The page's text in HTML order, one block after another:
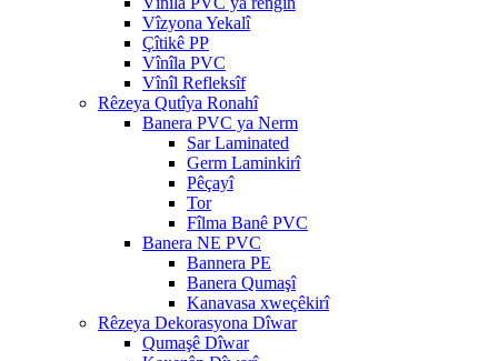
Vîzyona Yekalî
Çîtikê PP
Vînîla PVC
Vînîl Refleksîf
Rêzeya Qutîya Ronahî
Banera PVC ya Nerm
Sar Laminated
Germ Laminkirî
Pêçayî
Tor
Fîlma Banê PVC
Banera NE PVC
Bannera PE
Banera Qumaşî
Kanavasa xweçêkirî
Rêzeya Dekorasyona Dîwar
Qumaşê Dîwar